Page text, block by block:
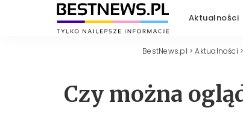
Aktualności
BestNews.pl >Aktualności >
Czy można